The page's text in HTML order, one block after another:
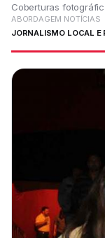
Coberturas
ABORDAGEM NOTÍCIAS
JORNALISMO LOCAL E